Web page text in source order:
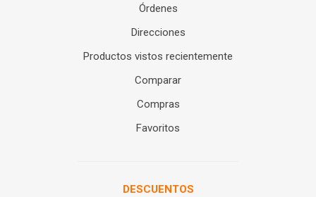
Órdenes
Direcciones
Productos vistos recientemente
Comparar
Compras
Favoritos
DESCUENTOS